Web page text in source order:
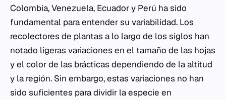
Colombia, Venezuela, Ecuador y Perú ha sido
fundamental para entender su variabilidad. Los
recolectores de plantas a lo largo de los siglos han
notado ligeras variaciones en el tamaño de las hojas
y el color de las brácticas dependiendo de la altitud
y la región. Sin embargo, estas variaciones no han
sido suficientes para dividir la especie en